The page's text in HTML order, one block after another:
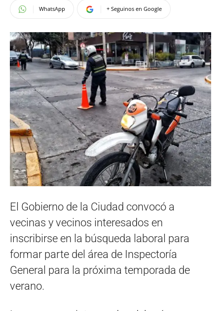
WhatsApp + Seguinos en Google
El Gobierno de la Ciudad convocó a
vecinas y vecinos interesados en
inscribirse en la búsqueda laboral para
formar parte del área de Inspectoría
General para la próxima temporada de
verano.